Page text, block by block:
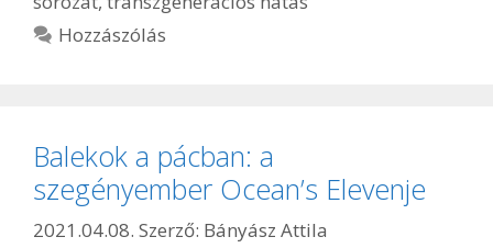
Hozzászólás
Balekok a pácban: a
szegényember Ocean’s Elevenje
2021.04.08. Szerző: Bányász Attila